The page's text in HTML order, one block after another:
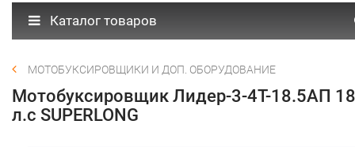
Каталог товаров
МОТОБУКСИРОВЩИКИ И ДОП. ОБОРУДОВАНИЕ
Мотобуксировщик Лидер-3-4Т-18.5АП
л.с SUPERLONG